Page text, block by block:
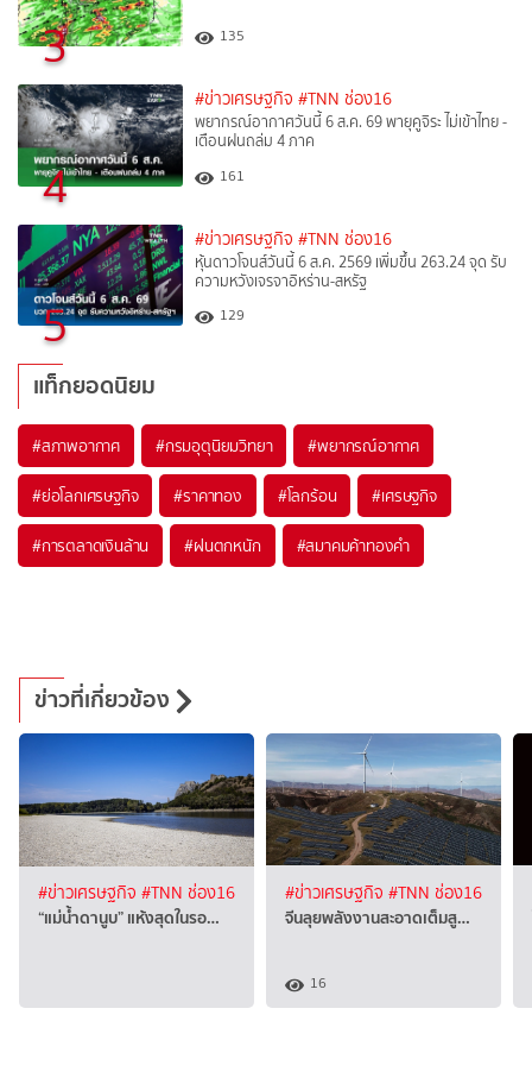
3 135
4
#ข่าวเศรษฐกิจ #TNN ช่อง16
พยากรณ์อากาศวันนี้ 6 ส.ค. 69 พายุคูจิระ ไม่เข้าไทย -
เตือนฝนถล่ม 4 ภาค
161
5
#ข่าวเศรษฐกิจ #TNN ช่อง16
หุ้นดาวโจนส์วันนี้ 6 ส.ค. 2569 เพิ่มขึ้น 263.24 จุด รับ
ความหวังเจรจาอิหร่าน-สหรัฐ
129
แท็กยอดนิยม
#สภาพอากาศ #กรมอุตุนิยมวิทยา #พยากรณ์อากาศ
#ย่อโลกเศรษฐกิจ #ราคาทอง #โลกร้อน #เศรษฐกิจ
#การตลาดเงินล้าน #ฝนตกหนัก #สมาคมค้าทองคำ
ข่าวที่เกี่ยวข้อง
#ข่าวเศรษฐกิจ #TNN ช่อง16
“แม่น้ำดานูบ” แห้งสุดในรอ…
#ข่าวเศรษฐกิจ #TNN ช่อง16
จีนลุยพลังงานสะอาดเต็มสู…
16